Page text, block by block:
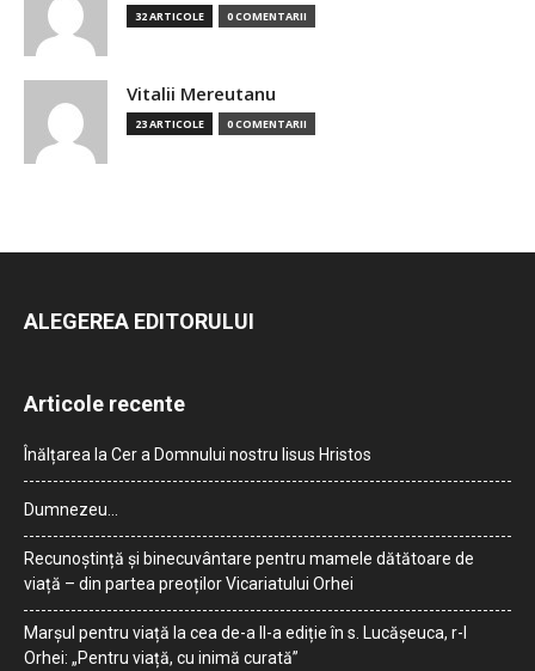
32 ARTICOLE 0 COMENTARII
Vitalii Mereutanu
23 ARTICOLE 0 COMENTARII
ALEGEREA EDITORULUI
Articole recente
Înălțarea la Cer a Domnului nostru Iisus Hristos
Dumnezeu…
Recunoștință și binecuvântare pentru mamele dătătoare de
viață – din partea preoților Vicariatului Orhei
Marșul pentru viață la cea de-a II-a ediție în s. Lucășeuca, r-l
Orhei: „Pentru viață, cu inimă curată”